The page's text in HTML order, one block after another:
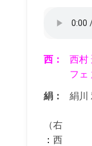
西：
西村
フェ
絹： 絹川
（右
： 西